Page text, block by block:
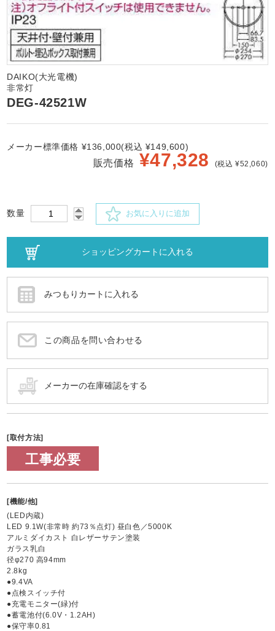
DAIKO(大光電機)
非常灯
DEG-42521W
メーカー標準価格 ¥136,000(税込 ¥149,600)
販売価格 ¥47,328 (税込 ¥52,060)
数量 お気に入りに追加
この商品を問い合わせる
[取付方法]
工事必要
[機能/他]
(LED内蔵)
LED 9.1W(非常時 約73％点灯) 昼白色／5000K
アルミダイカスト 白レザーサテン塗装
ガラス乳白
径φ270 高94mm
2.8kg
●9.4VA
●点検スイッチ付
●充電モニター(緑)付
●蓄電池付(6.0V・1.2AH)
●保守率0.81